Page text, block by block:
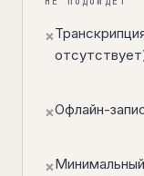
×
×Офлайн-
×